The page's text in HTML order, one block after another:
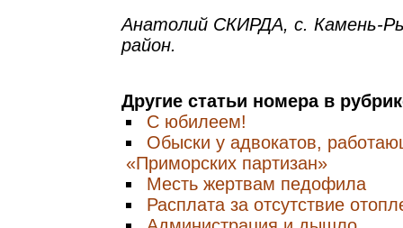
Анатолий СКИРДА, с. Камень-
район.
Другие статьи номера в
С юбилеем!
Обыски у адвокатов,
«Приморских партизан»
Месть жертвам педофила
Расплата за отсутствие